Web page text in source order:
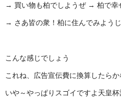
→ 買い物も柏でしようぜ → 柏で幸
→ さあ皆の衆！柏に住んでみようじ
こんな感じでしょう
これね、広告宣伝費に換算したら
いや～やっぱりスゴイですよ天皇杯